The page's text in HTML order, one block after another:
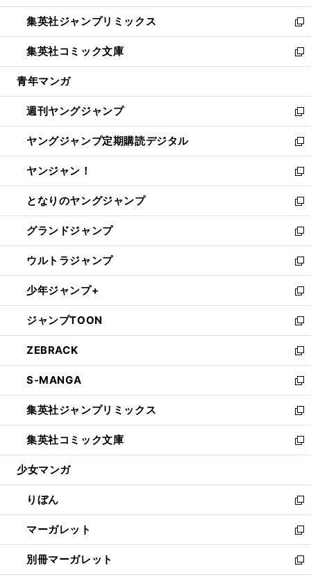
開
く
ウ
で
開
く
ン
ド
ウ
で
開
ウ
ィ
ン
ド
ウ
開
く
し
い
ウ
ィ
ン
ウ
で
開
く
集英社ジャンプリミックス
新
し
い
ウ
ン
ド
ウ
で
開
く
集英社コミック文庫
新
し
ウ
ィ
ン
ド
ウ
で
開
く
青年マンガ
週刊ヤングジャンプ
新
し
い
ウ
ィ
ン
ド
ウ
で
開
く
ヤングジャンプ定期購読デジタル
新
し
い
ウ
ィ
ン
ド
ウ
で
開
く
ヤンジャン！
新
し
い
ウ
ィ
ン
ド
ウ
で
開
く
となりのヤングジャンプ
新
し
い
ウ
ィ
ン
ド
ウ
で
開
く
グランドジャンプ
新
し
い
ウ
ィ
ン
ド
ウ
で
開
く
ウルトラジャンプ
新
し
い
ウ
ィ
ン
ド
ウ
で
開
く
少年ジャンプ+
新
し
い
ウ
ィ
ン
ド
ウ
で
開
く
ジャンプTOON
新
し
い
ウ
ィ
ン
ド
ウ
で
開
ZEBRACK
新
し
い
ウ
ィ
ン
ド
ウ
開
く
S-MANGA
新
し
い
ウ
ィ
ン
ウ
で
開
く
集英社ジャンプリミックス
新
し
い
ウ
ン
ド
ウ
で
開
く
集英社コミック文庫
新
し
ウ
ィ
ン
ド
ウ
で
開
少女マンガ
りぼん
新
し
い
ウ
ィ
マーガレット
新
し
い
別冊マーガレット
新